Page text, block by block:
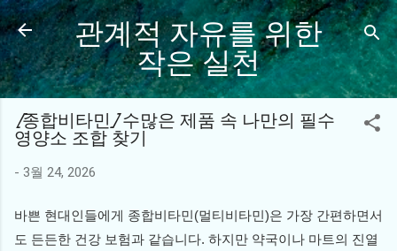
기본 콘텐츠로 건너뛰기
관계적 자유를 위한
작은 실천
[종합비타민] 수많은 제품 속 나만의 필수
영양소 조합 찾기
- 3월 24, 2026
바쁜 현대인들에게 종합비타민(멀티비타민)은 가장 간편하면서
도 든든한 건강 보험과 같습니다. 하지만 약국이나 마트의 진열